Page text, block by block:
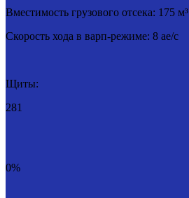
Вместимость грузового отсека: 175 м³
Скорость хода в варп-режиме: 8 ае/c
Щиты:
281
0%